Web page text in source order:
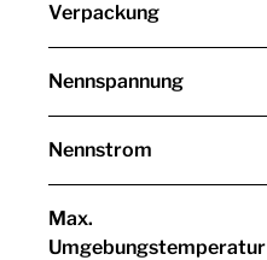
Verpackung
Nennspannung
Nennstrom
Max.
Umgebungstemperatur